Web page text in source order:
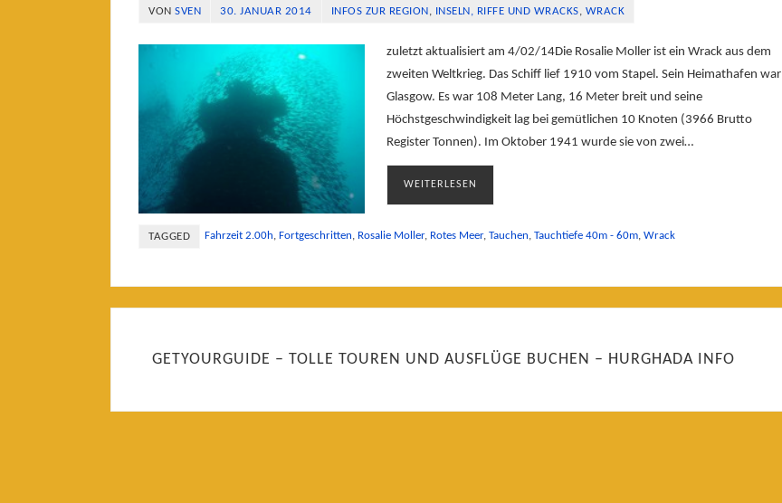
VON SVEN 30. JANUAR 2014 INFOS ZUR REGION, INSELN, RIFFE UND WRACKS, WRACK
zuletzt aktualisiert am 4/02/14Die Rosalie Moller ist ein Wrack aus dem
zweiten Weltkrieg. Das Schiff lief 1910 vom Stapel. Sein Heimathafen war
Glasgow. Es war 108 Meter Lang, 16 Meter breit und seine
Höchstgeschwindigkeit lag bei gemütlichen 10 Knoten (3966 Brutto
Register Tonnen). Im Oktober 1941 wurde sie von zwei…
WEITERLESEN
TAGGED Fahrzeit 2.00h, Fortgeschritten, Rosalie Moller, Rotes Meer, Tauchen, Tauchtiefe 40m - 60m, Wrack
GETYOURGUIDE – TOLLE TOUREN UND AUSFLÜGE BUCHEN – HURGHADA INFO